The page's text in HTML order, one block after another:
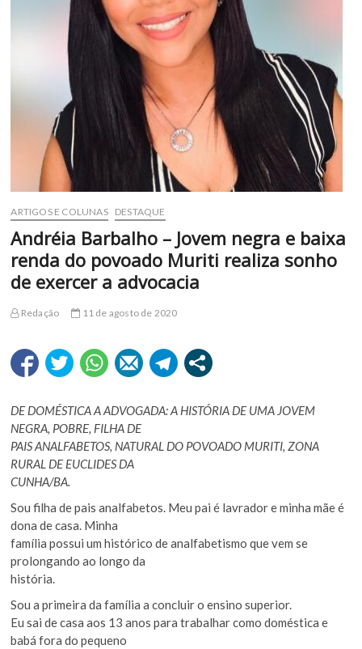
ARTIGOS E COLUNAS DESTAQUE
Andréia Barbalho – Jovem negra e baixa
renda do povoado Muriti realiza sonho
de exercer a advocacia
Redação 11 de agosto de 2020
DE DOMÉSTICA A ADVOGADA: A HISTÓRIA DE UMA JOVEM
NEGRA, POBRE, FILHA DE
PAIS ANALFABETOS, NATURAL DO POVOADO MURITI, ZONA
RURAL DE EUCLIDES DA
CUNHA/BA.
Sou filha de pais analfabetos. Meu pai é lavrador e minha mãe é
dona de casa. Minha
família possui um histórico de analfabetismo que vem se
prolongando ao longo da
história.
Sou a primeira da família a concluir o ensino superior.
Eu sai de casa aos 13 anos para trabalhar como doméstica e
babá fora do pequeno